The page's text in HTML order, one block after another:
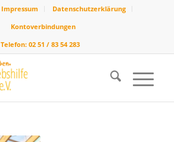
Impressum
Datenschutzerklärung
Kontoverbindungen
Telefon: 02 51 / 83 54 283